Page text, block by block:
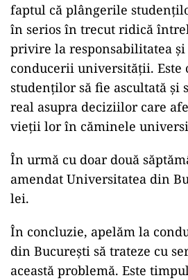
faptul că plângerile
în serios în trecut ridică
privire la responsabilitatea
conducerii universității. Este
studenților să fie ascultată și
real asupra deciziilor care
vieții lor în căminele
În urmă cu doar două
amendat Universitatea din
lei.
În concluzie, apelăm la
din București să trateze cu
această problemă. Este